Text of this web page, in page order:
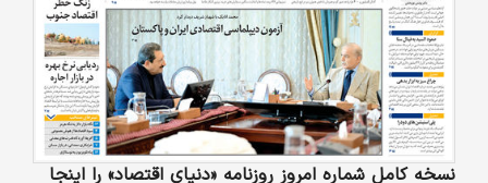
نسخه کامل شماره امروز روزنامه «دنیای‌ اقتصاد» را اینجا